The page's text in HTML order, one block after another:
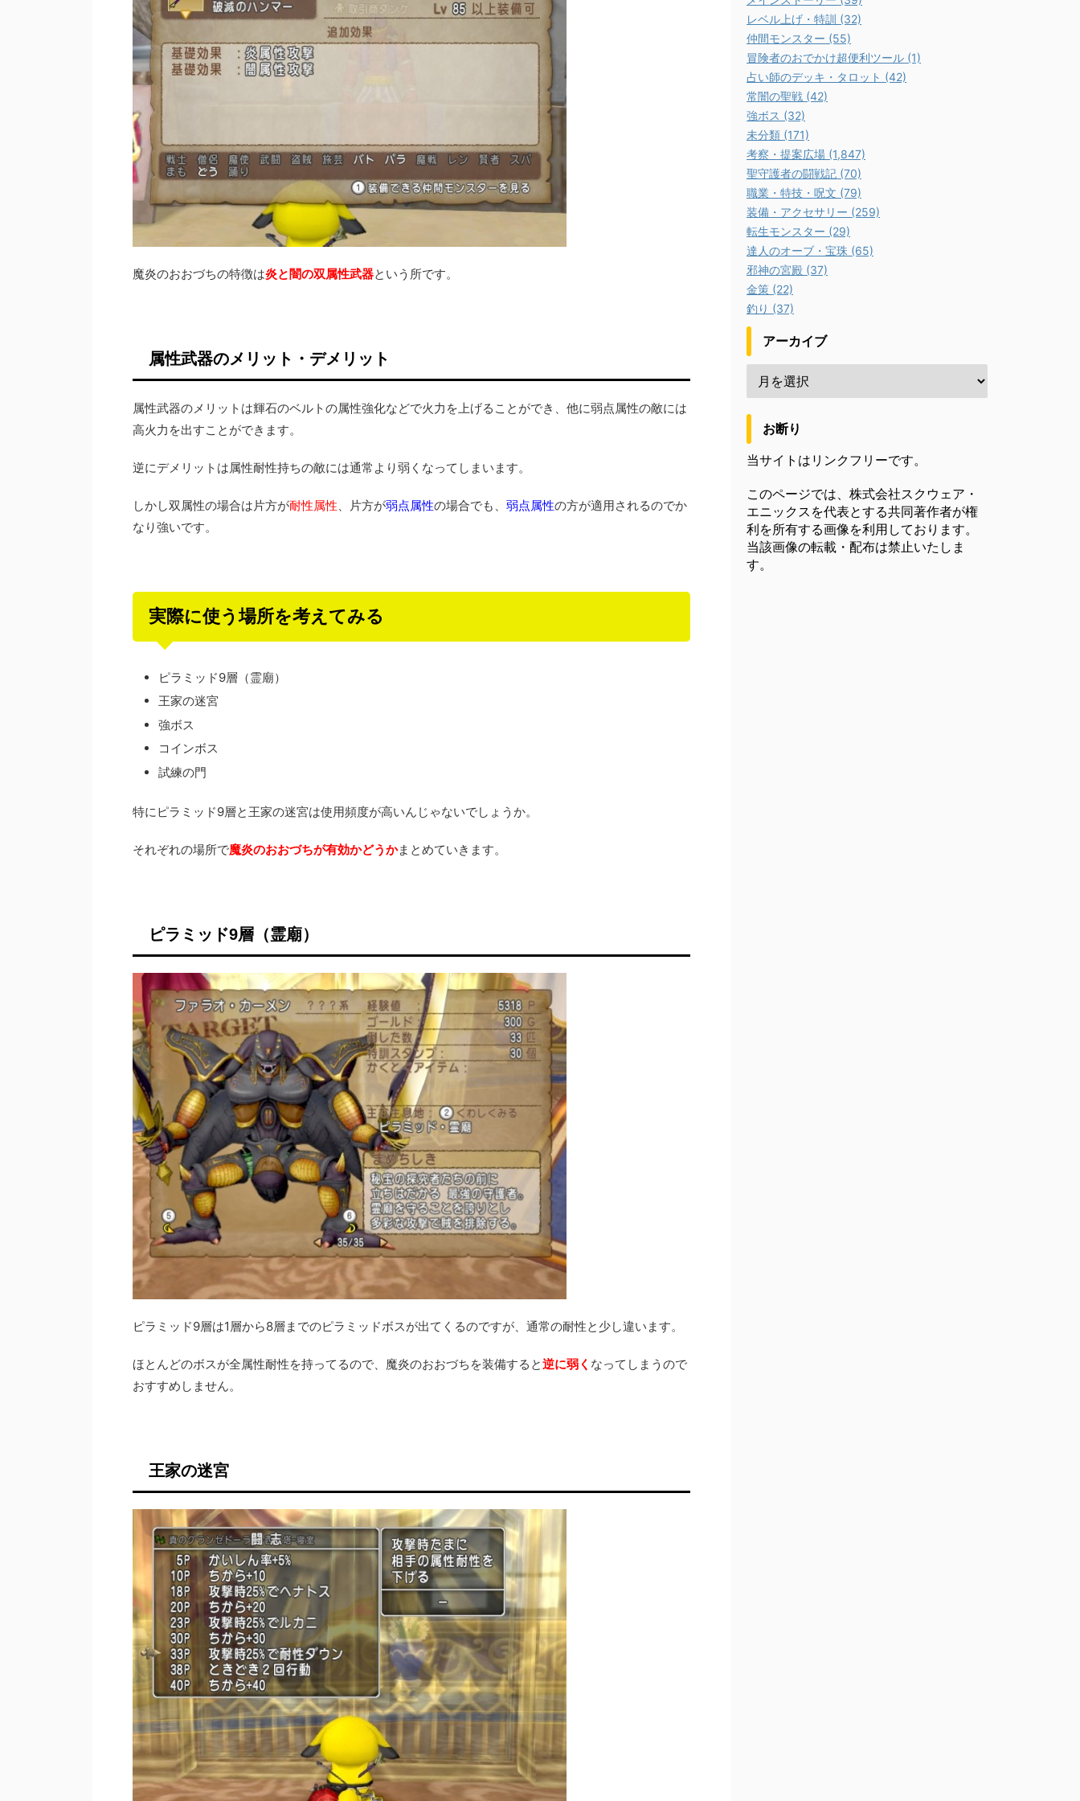
魔炎のおおづちの特徴は炎と闇の双属性武器という所です。
属性武器のメリット・デメリット
属性武器のメリットは輝石のベルトの属性強化などで火力を上げることができ、他に弱点属性の敵には
高火力を出すことができます。
逆にデメリットは属性耐性持ちの敵には通常より弱くなってしまいます。
しかし双属性の場合は片方が耐性属性、片方が弱点属性の場合でも、 弱点属性の方が適用されるのでか
なり強いです。
実際に使う場所を考えてみる
ピラミッド9層（霊廟）
王家の迷宮
強ボス
コインボス
試練の門
特にピラミッド9層と王家の迷宮は使用頻度が高いんじゃないでしょうか。
それぞれの場所で魔炎のおおづちが有効かどうかまとめていきます。
ピラミッド9層（霊廟）
ピラミッド9層は1層から8層までのピラミッドボスが出てくるのですが、通常の耐性と少し違います。
ほとんどのボスが全属性耐性を持ってるので、魔炎のおおづちを装備すると逆に弱く なってしまうので
おすすめしません。
王家の迷宮
レベル上げ・特訓 (32)
仲間モンスター (55)
冒険者のおでかけ超便利ツール (1)
占い師のデッキ・タロット (42)
常闇の聖戦 (42)
強ボス (32)
未分類 (171)
考察・提案広場 (1,847)
聖守護者の闘戦記 (70)
職業・特技・呪文 (79)
装備・アクセサリー (259)
転生モンスター (29)
達人のオーブ・宝珠 (65)
邪神の宮殿 (37)
金策 (22)
釣り (37)
アーカイブ
お断り
当サイトはリンクフリーです。
このページでは、株式会社スクウェア・
エニックスを代表とする共同著作者が権
利を所有する画像を利用しております。
当該画像の転載・配布は禁止いたしま
す。